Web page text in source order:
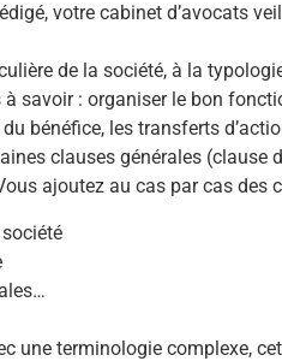
votre cabinet d’avocats
de la société, à la
savoir : organiser le bon
bénéfice, les transferts
clauses générales (clause
ajoutez au cas par cas des
une terminologie complexe,